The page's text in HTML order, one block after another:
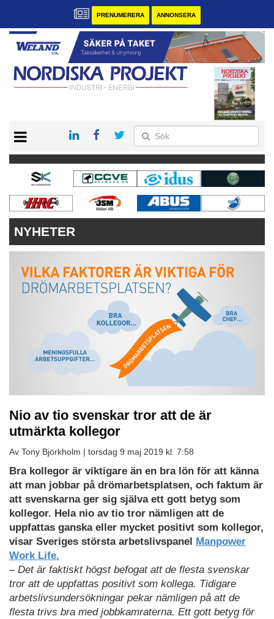
PRENUMERERA ANNONSERA
KONTAKT
VÅRA ANDRA MAGASIN
PRENUMERERA
ANNONSERA
NYHETER
Nio av tio svenskar tror att de är
utmärkta kollegor
Av Tony Björkholm | torsdag 9 maj 2019 kl. 7:58
Bra kollegor är viktigare än en bra lön för att känna
att man jobbar på drömarbetsplatsen, och faktum är
att svenskarna ger sig själva ett gott betyg som
kollegor. Hela nio av tio tror nämligen att de
uppfattas ganska eller mycket positivt som kollegor,
visar Sveriges största arbetslivspanel
Manpower
Work Life.
– Det är faktiskt högst befogat att de flesta svenskar
tror att de uppfattas positivt som kollega. Tidigare
arbetslivsundersökningar pekar nämligen på att de
flesta trivs bra med jobbkamraterna. Ett gott betyg för